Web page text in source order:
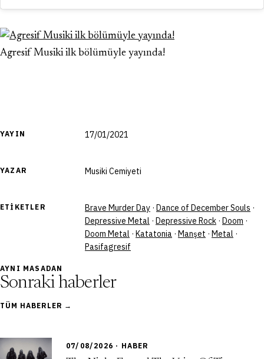
YAYIN 17/01/2021
YAZAR Musiki Cemiyeti
ETIKETLER Brave Murder Day · Dance of December Souls ·
Depressive Metal · Depressive Rock · Doom ·
Doom Metal · Katatonia · Manşet · Metal ·
Pasifagresif
Agresif Musiki ilk bölümüyle yayında!
AYNI MASADAN
Sonraki haberler
TÜM HABERLER →
07/08/2026 · HABER